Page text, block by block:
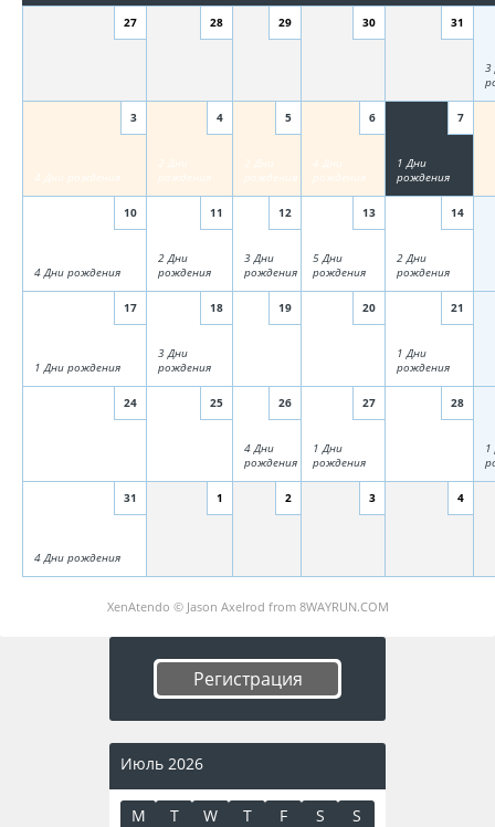
27 28 29 30 31
3
3
4 Дни рождения
4
2 Дни
рождения
5
2 Дни
рождения
6
4 Дни
рождения
7
1 Дни
рождения
10
4 Дни рождения
11
2 Дни
рождения
12
3 Дни
рождения
13
5 Дни
рождения
14
2 Дни
рождения
17
1 Дни рождения
18
3 Дни
рождения
19 20 21
1 Дни
рождения
24 25 26
4 Дни
рождения
27
1 Дни
рождения
28
1
31
4 Дни рождения
1 2 3 4
XenAtendo © Jason Axelrod from 8WAYRUN.COM
Регистрация
Июль 2026
M T W T F S S